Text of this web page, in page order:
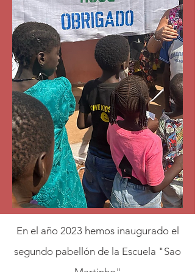
En el año 2023 hemos inaugurado el
segundo pabellón de la Escuela "Sao